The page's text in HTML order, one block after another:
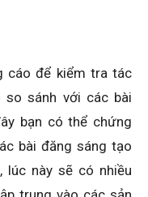
cáo để kiểm tra tác
so sánh với các bài
bạn có thể chứng
bài đăng sáng tạo
lúc này sẽ có nhiều